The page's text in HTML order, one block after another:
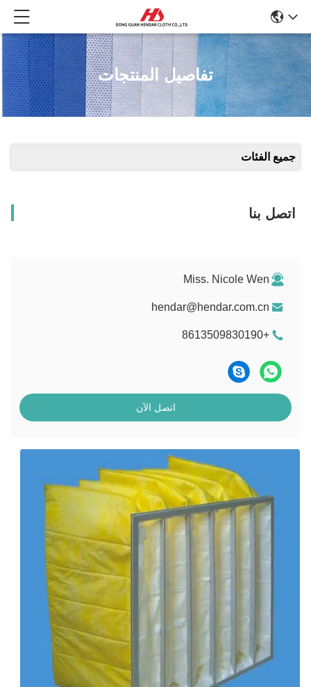
تفاصيل المنتجات
جميع الفئات
اتصل بنا
Miss. Nicole Wen
hendar@hendar.com.cn
+8613509830190
اتصل الآن